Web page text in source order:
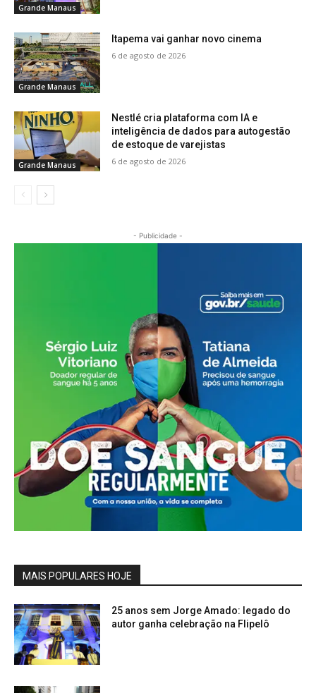
Grande Manaus
Grande Manaus
Itapema vai ganhar novo cinema
6 de agosto de 2026
Grande Manaus
Nestlé cria plataforma com IA e
inteligência de dados para autogestão
de estoque de varejistas
6 de agosto de 2026
- Publicidade -
MAIS POPULARES HOJE
25 anos sem Jorge Amado: legado do
autor ganha celebração na Flipelô